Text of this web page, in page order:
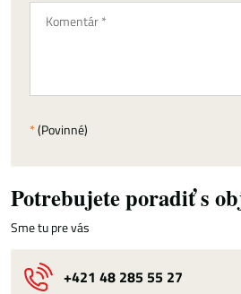
*(Povinné)
Potrebujete poradiť s
Sme tu pre vás
+421 48 285 55 27